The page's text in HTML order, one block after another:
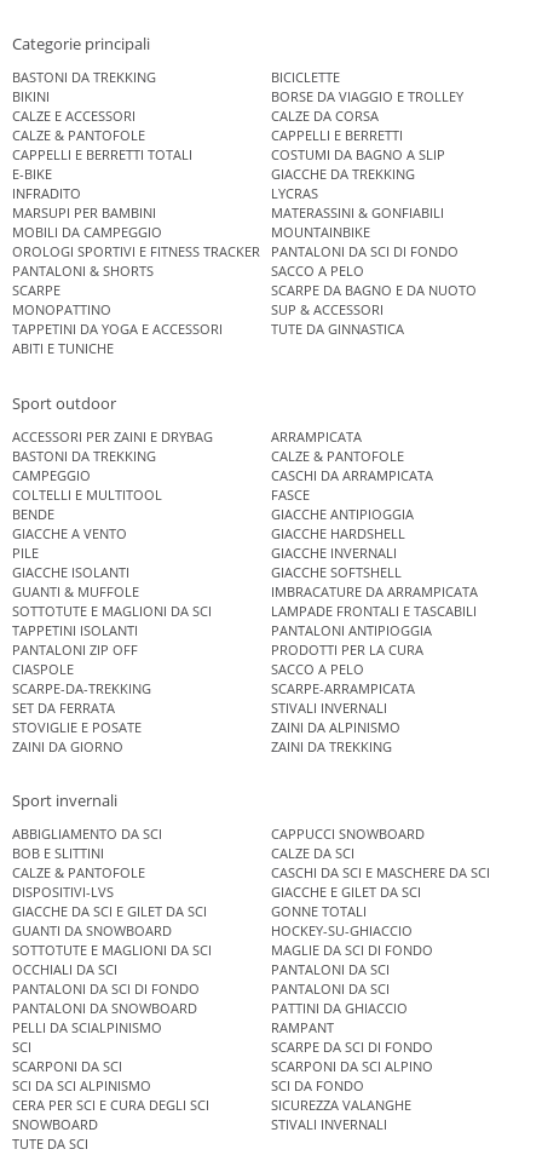
Categorie principali
BASTONI DA TREKKING
BICICLETTE
BIKINI
BORSE DA VIAGGIO E TROLLEY
CALZE E ACCESSORI
CALZE DA CORSA
CALZE & PANTOFOLE
CAPPELLI E BERRETTI
CAPPELLI E BERRETTI TOTALI
COSTUMI DA BAGNO A SLIP
E-BIKE
GIACCHE DA TREKKING
INFRADITO
LYCRAS
MARSUPI PER BAMBINI
MATERASSINI & GONFIABILI
MOBILI DA CAMPEGGIO
MOUNTAINBIKE
OROLOGI SPORTIVI E FITNESS TRACKER
PANTALONI DA SCI DI FONDO
PANTALONI & SHORTS
SACCO A PELO
SCARPE
SCARPE DA BAGNO E DA NUOTO
MONOPATTINO
SUP & ACCESSORI
TAPPETINI DA YOGA E ACCESSORI
TUTE DA GINNASTICA
ABITI E TUNICHE
Sport outdoor
ACCESSORI PER ZAINI E DRYBAG
ARRAMPICATA
BASTONI DA TREKKING
CALZE & PANTOFOLE
CAMPEGGIO
CASCHI DA ARRAMPICATA
COLTELLI E MULTITOOL
FASCE
BENDE
GIACCHE ANTIPIOGGIA
GIACCHE A VENTO
GIACCHE HARDSHELL
PILE
GIACCHE INVERNALI
GIACCHE ISOLANTI
GIACCHE SOFTSHELL
GUANTI & MUFFOLE
IMBRACATURE DA ARRAMPICATA
SOTTOTUTE E MAGLIONI DA SCI
LAMPADE FRONTALI E TASCABILI
TAPPETINI ISOLANTI
PANTALONI ANTIPIOGGIA
PANTALONI ZIP OFF
PRODOTTI PER LA CURA
CIASPOLE
SACCO A PELO
SCARPE-DA-TREKKING
SCARPE-ARRAMPICATA
SET DA FERRATA
STIVALI INVERNALI
STOVIGLIE E POSATE
ZAINI DA ALPINISMO
ZAINI DA GIORNO
ZAINI DA TREKKING
Sport invernali
ABBIGLIAMENTO DA SCI
CAPPUCCI SNOWBOARD
BOB E SLITTINI
CALZE DA SCI
CALZE & PANTOFOLE
CASCHI DA SCI E MASCHERE DA SCI
DISPOSITIVI-LVS
GIACCHE E GILET DA SCI
GIACCHE DA SCI E GILET DA SCI
GONNE TOTALI
GUANTI DA SNOWBOARD
HOCKEY-SU-GHIACCIO
SOTTOTUTE E MAGLIONI DA SCI
MAGLIE DA SCI DI FONDO
OCCHIALI DA SCI
PANTALONI DA SCI
PANTALONI DA SCI DI FONDO
PANTALONI DA SCI
PANTALONI DA SNOWBOARD
PATTINI DA GHIACCIO
PELLI DA SCIALPINISMO
RAMPANT
SCI
SCARPE DA SCI DI FONDO
SCARPONI DA SCI
SCARPONI DA SCI ALPINO
SCI DA SCI ALPINISMO
SCI DA FONDO
CERA PER SCI E CURA DEGLI SCI
SICUREZZA VALANGHE
SNOWBOARD
STIVALI INVERNALI
TUTE DA SCI